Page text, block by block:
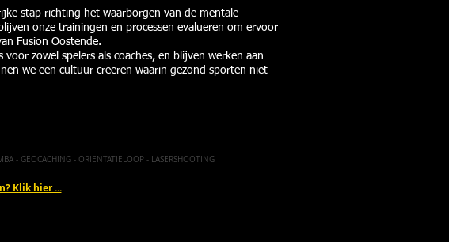
stap richting het waarborgen van de mentale
onze trainingen en processen evalueren om ervoor
Fusion Oostende.
zowel spelers als coaches, en blijven werken aan
we een cultuur creëren waarin gezond sporten niet
- GEOCACHING - ORIENTATIELOOP - LASERSHOOTING
Klik hier ...